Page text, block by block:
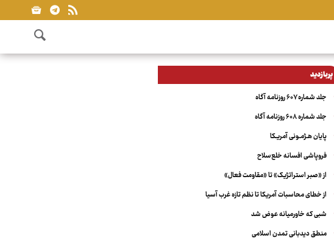
پربازدید
جلد شماره ۶۰۷ روزنامه آگاه
جلد شماره ۶۰۸ روزنامه آگاه
پایان هـژمـونی آمریـکا
فروپاشی افسانه خلع‌سلاح
از «صبر استراتژیک» تا «مقاومت فعال»
از خطای محاسبات آمریکا تا نظم تازه غرب آسیا
شبی که خاورمیانه عوض شد
منطق دیدبانی تمدن اسلامی